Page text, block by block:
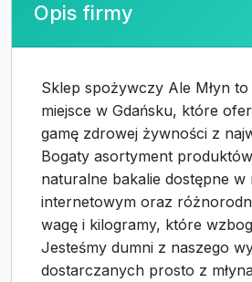
Opis firmy
Sklep spożywczy Ale Młyn
miejsce w Gdańsku, które
gamę zdrowej żywności z
Bogaty asortyment
naturalne bakalie dostępne w
internetowym oraz
wagę i kilogramy, które
Jesteśmy dumni z naszego
dostarczanych prosto z